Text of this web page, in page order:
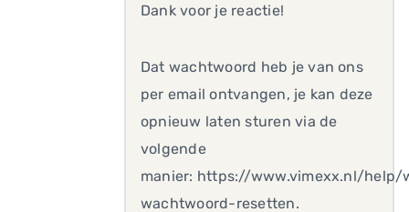
Dank voor je reactie!
Dat wachtwoord heb je van ons
per email ontvangen, je kan deze
opnieuw laten sturen via de
volgende
manier: https://www.vimexx.nl/help/
wachtwoord-resetten.